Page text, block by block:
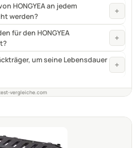
HONGYEA an jedem
werden?
+
für den HONGYEA
+
um seine Lebensdauer
+
vergleiche.com